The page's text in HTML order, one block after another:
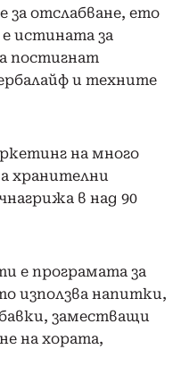
за отслабване, ето
истината за
постигнат
и техните
на много
хранителни
в над 90
е програмата за
използва напитки,
заместващи
на хората,